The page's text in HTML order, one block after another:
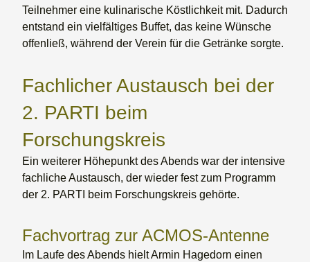
Teilnehmer eine kulinarische Köstlichkeit mit. Dadurch
entstand ein vielfältiges Buffet, das keine Wünsche
offenließ, während der Verein für die Getränke sorgte.
Fachlicher Austausch bei der
2. PARTI beim
Forschungskreis
Ein weiterer Höhepunkt des Abends war der intensive
fachliche Austausch, der wieder fest zum Programm
der 2. PARTI beim Forschungskreis gehörte.
Fachvortrag zur ACMOS-Antenne
Im Laufe des Abends hielt Armin Hagedorn einen